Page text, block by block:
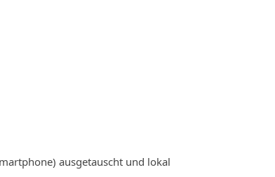
ausgetauscht und lokal